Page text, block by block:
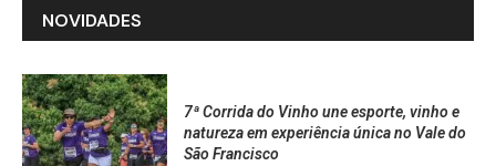
NOVIDADES
7ª Corrida do Vinho une esporte, vinho e
natureza em experiência única no Vale do
São Francisco